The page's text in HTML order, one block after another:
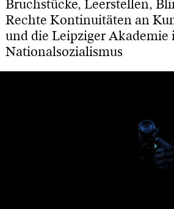
Bruchstücke, Leerstellen,
Rechte Kontinuitäten an
und die Leipziger Akademie
Nationalsozialismus